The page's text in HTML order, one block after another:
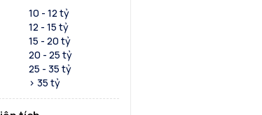
10 - 12 tỷ
12 - 15 tỷ
15 - 20 tỷ
20 - 25 tỷ
25 - 35 tỷ
> 35 tỷ